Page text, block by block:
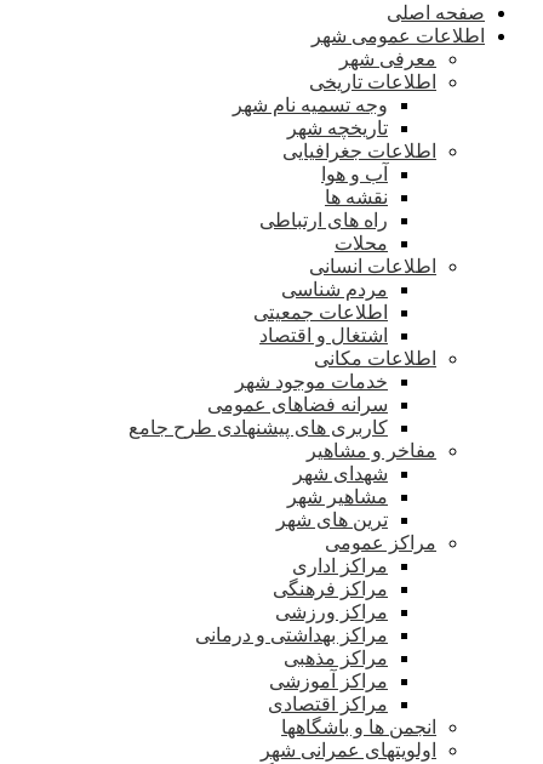
صفحه اصلی
اطلاعات عمومی شهر
معرفی شهر
اطلاعات تاریخی
وجه تسمیه نام شهر
تاریخچه شهر
اطلاعات جغرافیایی
آب و هوا
نقشه ها
راه های ارتباطی
محلات
اطلاعات انسانی
مردم شناسی
اطلاعات جمعیتی
اشتغال و اقتصاد
اطلاعات مکانی
خدمات موجود شهر
سرانه فضاهای عمومی
کاربری های پیشنهادی طرح جامع
مفاخر و مشاهیر
شهدای شهر
مشاهیر شهر
ترین های شهر
مراکز عمومی
مراکز اداری
مراکز فرهنگی
مراکز ورزشی
مراکز بهداشتی و درمانی
مراکز مذهبی
مراکز آموزشی
مراکز اقتصادی
انجمن ها و باشگاهها
اولویتهای عمرانی شهر